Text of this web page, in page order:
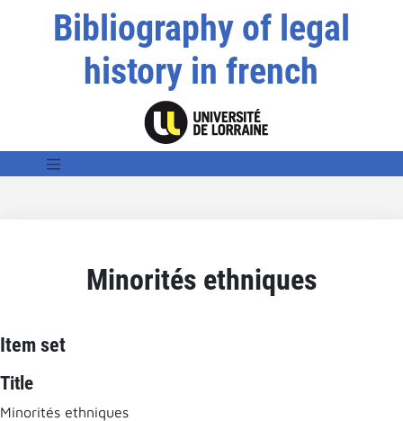
Bibliography of legal
history in french
Minorités ethniques
Item set
Title
Minorités ethniques